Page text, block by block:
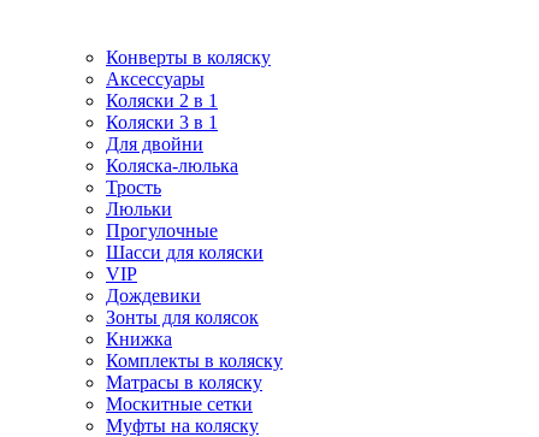
Конверты в коляску
Аксессуары
Коляски 2 в 1
Коляски 3 в 1
Для двойни
Коляска-люлька
Трость
Люльки
Прогулочные
Шасси для коляски
VIP
Дождевики
Зонты для колясок
Книжка
Комплекты в коляску
Матрасы в коляску
Москитные сетки
Муфты на коляску